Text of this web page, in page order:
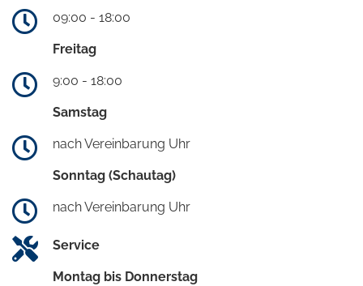
09:00 - 18:00
Freitag
9:00 - 18:00
Samstag
nach Vereinbarung Uhr
Sonntag (Schautag)
nach Vereinbarung Uhr
Service
Montag bis Donnerstag